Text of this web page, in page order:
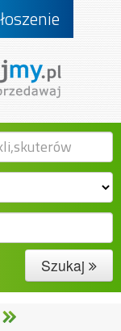
Szukaj